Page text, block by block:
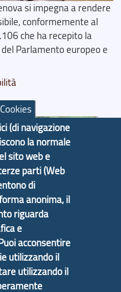
si impegna a rendere
conformemente al
che ha recepito la
Parlamento europeo e
e sviluppo locale
si è sviluppato a
Aree Interne
per lo Sviluppo
socio-economico
particolare fornisce
sullaStrategia
con Regione
(di navigazione
la normale
sito web e
parti (Web
di
anonima, il
riguarda
e
acconsentire
utilizzando il
utilizzando il